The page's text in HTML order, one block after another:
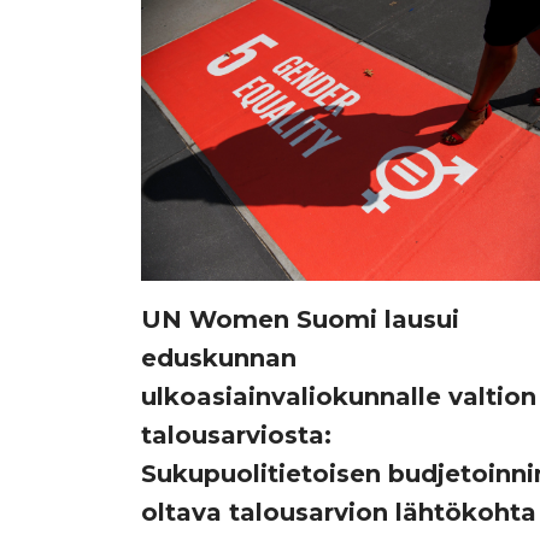
UN Women Suomi lausui
eduskunnan
ulkoasiainvaliokunnalle valtion
talousarviosta:
Sukupuolitietoisen
oltava talousarvion